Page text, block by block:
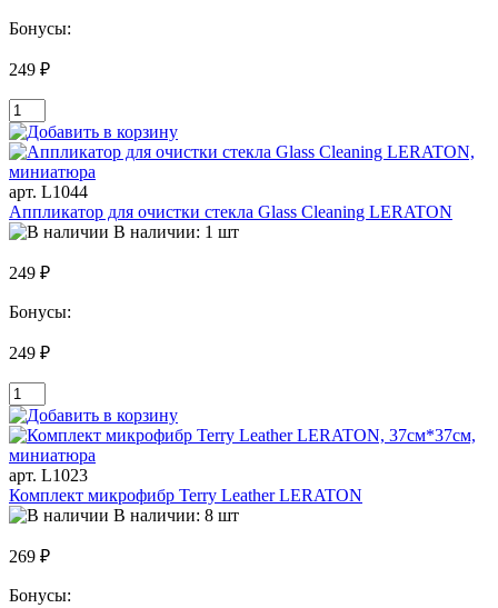
Бонусы:
249 ₽
арт. L1044
Аппликатор для очистки стекла Glass Cleaning LERATON
В наличии: 1 шт
249 ₽
Бонусы:
249 ₽
арт. L1023
Комплект микрофибр Terry Leather LERATON
В наличии: 8 шт
269 ₽
Бонусы: